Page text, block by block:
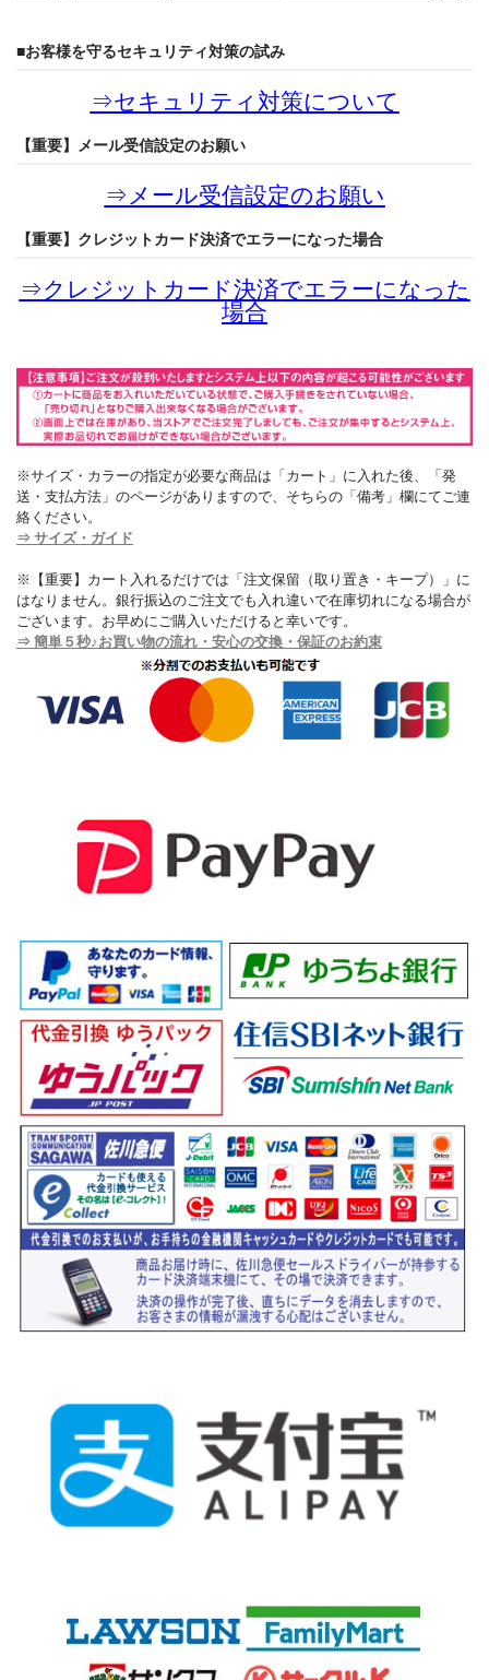
■お客様を守るセキュリティ対策の試み
⇒セキュリティ対策について
【重要】メール受信設定のお願い
⇒メール受信設定のお願い
【重要】クレジットカード決済でエラーになった場合
⇒クレジットカード決済でエラーになった
場合
※サイズ・カラーの指定が必要な商品は「カート」に入れた後、「発
送・支払方法」のページがありますので、そちらの「備考」欄にてご連
絡ください。
⇒ サイズ・ガイド
※【重要】カート入れるだけでは「注文保留（取り置き・キープ）」に
はなりません。銀行振込のご注文でも入れ違いで在庫切れになる場合が
ございます。お早めにご購入いただけると幸いです。
⇒ 簡単５秒♪お買い物の流れ・安心の交換・保証のお約束